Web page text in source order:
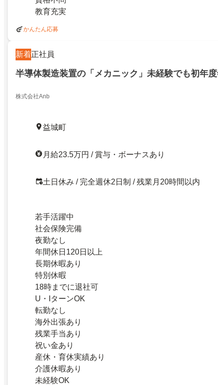
教育充実
かんたん応募
新着正社員
半導体製造装置の「メカニック」未経験でも初年
株式会社Anb
益城町
月給23.5万円 / 賞与・ボーナスあり
土日休み / 完全週休2日制 / 残業月20時間以内
若手活躍中
社会保険完備
夜勤なし
年間休日120日以上
長期休暇あり
特別休暇
18時までに退社可
U・IターンOK
転勤なし
海外出張あり
残業手当あり
祝い金あり
産休・育休実績あり
介護休暇あり
未経験OK